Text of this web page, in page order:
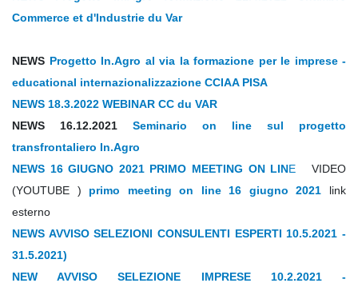
Commerce et d'Industrie du Var
NEWS Progetto In.Agro al via la formazione per le imprese -
educational internazionalizzazione CCIAA PISA
NEWS 18.3.2022 WEBINAR CC du VAR
NEWS 16.12.2021 Seminario on line sul progetto
transfrontaliero In.Agro
NEWS 16 GIUGNO 2021 PRIMO MEETING ON LINE VIDEO
(YOUTUBE ) primo meeting on line 16 giugno 2021 link
esterno
NEWS AVVISO SELEZIONI CONSULENTI ESPERTI 10.5.2021 -
31.5.2021)
NEW AVVISO SELEZIONE IMPRESE 10.2.2021 -